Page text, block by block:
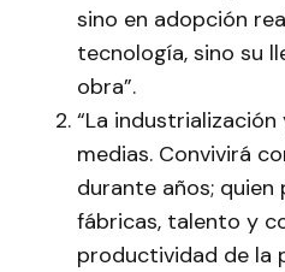
sino en adopción
tecnología, sino su
obra”.
“La
medias. Convivirá
durante años; quien
fábricas, talento y
productividad de la